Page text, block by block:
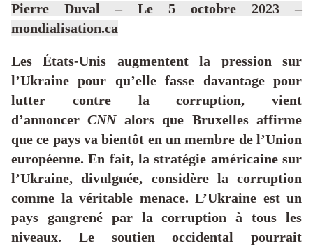
Pierre Duval – Le 5 octobre 2023 –
mondialisation.ca
Les États-Unis augmentent la pression sur
l’Ukraine pour qu’elle fasse davantage pour
lutter contre la corruption, vient
d’annoncer CNNalors que Bruxelles affirme
que ce pays va bientôt en un membre de l’Union
européenne. En fait, la stratégie américaine sur
l’Ukraine, divulguée, considère la corruption
comme la véritable menace. L’Ukraine est un
pays gangrené par la corruption à tous les
niveaux. Le soutien occidental pourrait